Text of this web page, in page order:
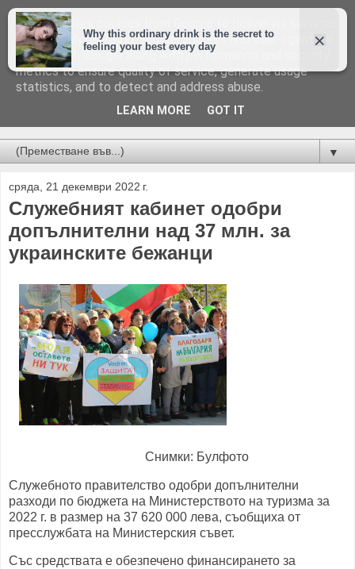
Новини от Бургас, страната и света!
▼
сряда, 21 декември 2022 г.
Служебният кабинет одобри
допълнителни над 37 млн. за
украинските бежанци
Снимки: Булфото
Служебното правителство одобри допълнителни
разходи по бюджета на Министерството на туризма за
2022 г. в размер на 37 620 000 лева, съобщиха от
пресслужбата на Министерския съвет.
Със средствата е обезпечено финансирането за
This site uses cookies from Google to deliver its services
and to analyze traffic. Your IP address and user-agent are
shared with Google along with performance and security
metrics to ensure quality of service, generate usage
statistics, and to detect and address abuse.
LEARN MORE GOT IT